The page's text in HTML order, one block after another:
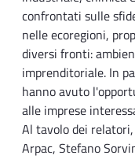
confrontati sulle
nelle ecoregioni,
diversi fronti:
imprenditoriale. In
hanno avuto
alle imprese
Al tavolo dei
Arpac, Stefano